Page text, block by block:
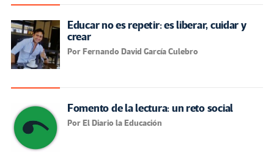
Educar no es repetir: es liberar, cuidar y
crear
Por Fernando David García Culebro
Fomento de la lectura: un reto social
Por El Diario la Educación